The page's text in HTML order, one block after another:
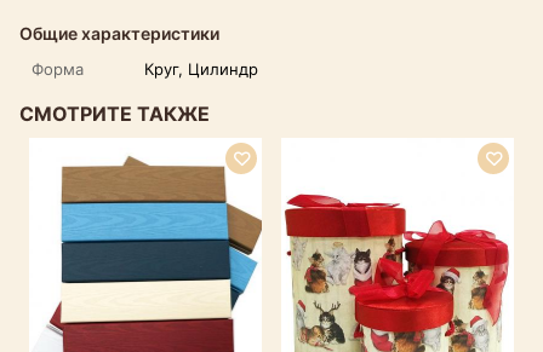
Общие характеристики
Форма Круг, Цилиндр
СМОТРИТЕ ТАКЖЕ